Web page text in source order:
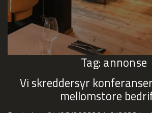
Tag: annonse
Vi skreddersyr
mellomstore